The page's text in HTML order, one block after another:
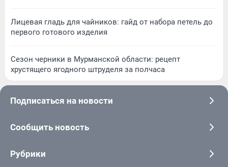
Лицевая гладь для чайников: гайд от набора петель до
первого готового изделия
Сезон черники в Мурманской области: рецепт
хрустящего ягодного штруделя за полчаса
Подписаться на новости
Сообщить новость
Рубрики